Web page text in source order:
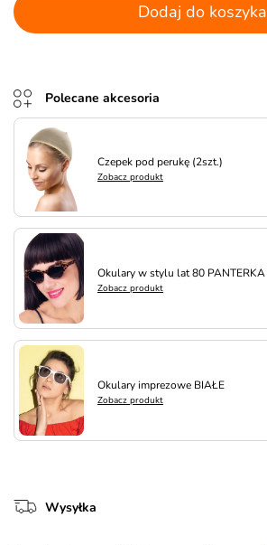
Dodaj do koszyka
Polecane akcesoria
Czepek pod perukę (2szt.)
Zobacz produkt
Okulary w stylu lat 80 PANTERKA
Zobacz produkt
Okulary imprezowe BIAŁE
Zobacz produkt
Wysyłka